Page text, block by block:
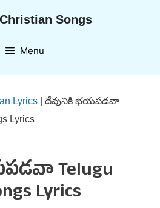
Songs
Menu
Lyrics
దేవునికి భయపడవా
Lyrics
Telugu
Lyrics